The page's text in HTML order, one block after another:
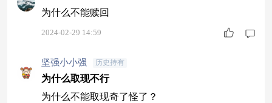
为什么不能赎回
2024-02-29 14:59
坚强小小强 历史持有
为什么取现不行
为什么不能取现奇了怪了？